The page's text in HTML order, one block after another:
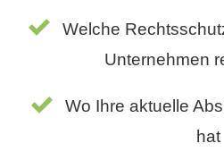
Welche
Unternehmen
Wo Ihre aktuelle
hat